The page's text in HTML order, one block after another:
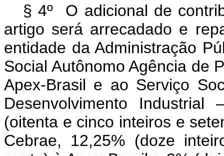
§ 4º O adicional de
artigo será arrecadado e
entidade da Administração
Social Autônomo Agência de
Apex-Brasil e ao Serviço
Desenvolvimento
(oitenta e cinco inteiros e
Cebrae, 12,25% (doze